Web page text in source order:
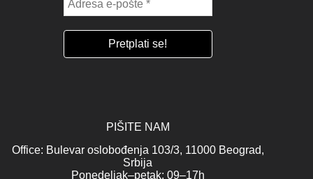
PIŠITE NAM
Office: Bulevar oslobođenja 103/3, 11000 Beograd,
Srbija
Ponedeljak–petak: 09–17h